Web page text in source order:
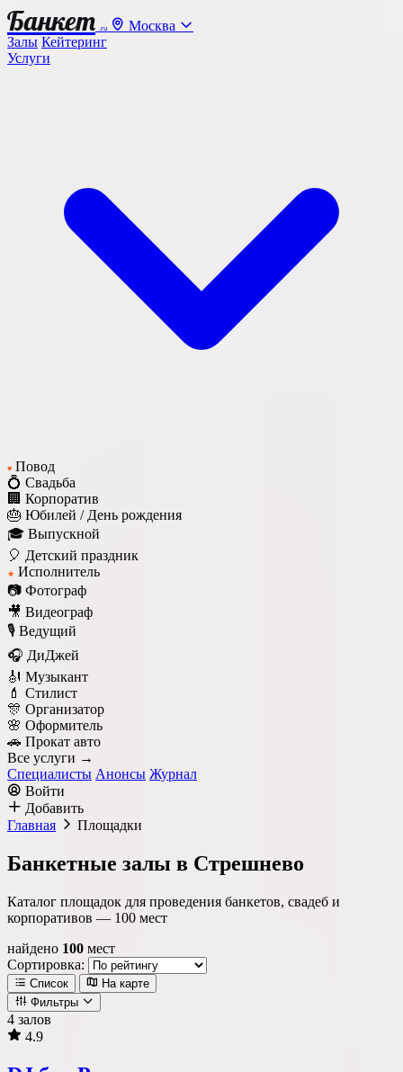
Банкет .ru
Москва
Залы Кейтеринг
Услуги
♥ Повод
💍 Свадьба
🏢 Корпоратив
🎂 Юбилей / День рождения
🎓 Выпускной
🎈 Детский праздник
★ Исполнитель
📷 Фотограф
🎥 Видеограф
🎙️ Ведущий
🎧 ДиДжей
🎻 Музыкант
💄 Стилист
🎊 Организатор
🌸 Оформитель
🚗 Прокат авто
Все услуги →
Специалисты Анонсы Журнал
Войти
Добавить
Главная
Площадки
Банкетные залы в Стрешнево
Каталог площадок для проведения банкетов, свадеб и
корпоративов — 100 мест
найдено 100 мест
Сортировка:
Список
На карте
Фильтры
Локация
4 залов
4.9